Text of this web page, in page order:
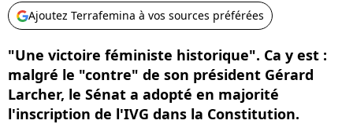
Ajoutez Terrafemina à vos sources préférées
"Une victoire féministe historique". Ca y est :
malgré le "contre" de son président Gérard
Larcher, le Sénat a adopté en majorité
l'inscription de l'IVG dans la Constitution.